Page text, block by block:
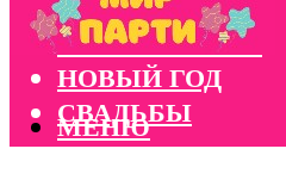
КОНКУРСЫ
КОРПОРАТИВЫ
НОВЫЙ ГОД
СВАДЬБЫ
МЕНЮ